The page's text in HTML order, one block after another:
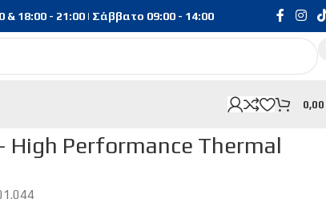
18:00 - 21:00 | Σάββατο 09:00 - 14:00
0,00
High Performance Thermal